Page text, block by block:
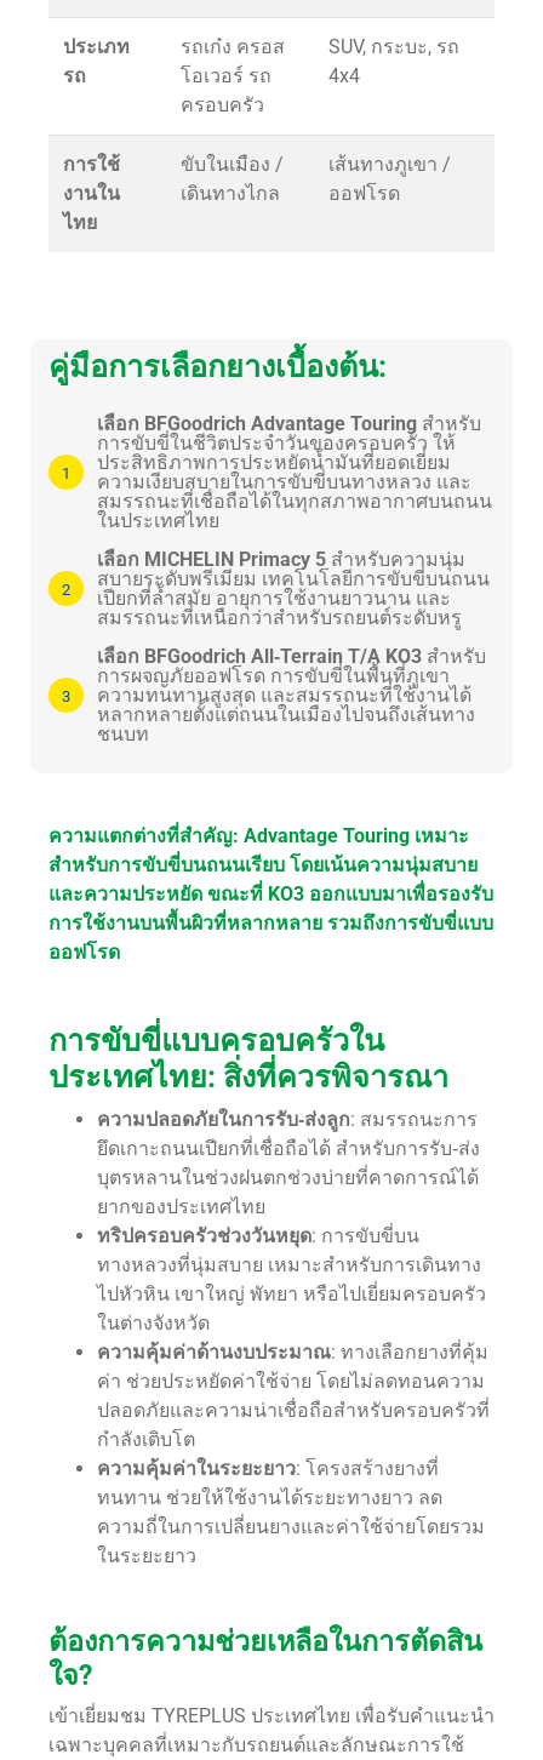
ประเภท
รถ
รถเก๋ง ครอส
โอเวอร์ รถ
ครอบครัว
SUV, กระบะ, รถ
4x4
การใช้
งานใน
ไทย
ขับในเมือง /
เดินทางไกล
เส้นทางภูเขา /
ออฟโรด
คู่มือการเลือกยางเบื้องต้น:
เลือก BFGoodrich Advantage Touring สำหรับ
การขับขี่ในชีวิตประจำวันของครอบครัว ให้
ประสิทธิภาพการประหยัดน้ำมันที่ยอดเยี่ยม
ความเงียบสบายในการขับขี่บนทางหลวง และ
สมรรถนะที่เชื่อถือได้ในทุกสภาพอากาศบนถนน
ในประเทศไทย
เลือก MICHELIN Primacy 5 สำหรับความนุ่ม
สบายระดับพรีเมียม เทคโนโลยีการขับขี่บนถนน
เปียกที่ล้ำสมัย อายุการใช้งานยาวนาน และ
สมรรถนะที่เหนือกว่าสำหรับรถยนต์ระดับหรู
เลือก BFGoodrich All‑Terrain T/A KO3 สำหรับ
การผจญภัยออฟโรด การขับขี่ในพื้นที่ภูเขา
ความทนทานสูงสุด และสมรรถนะที่ใช้งานได้
หลากหลายตั้งแต่ถนนในเมืองไปจนถึงเส้นทาง
ชนบท
ความแตกต่างที่สำคัญ: Advantage Touring เหมาะ
สำหรับการขับขี่บนถนนเรียบ โดยเน้นความนุ่มสบาย
และความประหยัด ขณะที่ KO3 ออกแบบมาเพื่อรองรับ
การใช้งานบนพื้นผิวที่หลากหลาย รวมถึงการขับขี่แบบ
ออฟโรด
การขับขี่แบบครอบครัวใน
ประเทศไทย: สิ่งที่ควรพิจารณา
ความปลอดภัยในการรับ‑ส่งลูก: สมรรถนะการ
ยึดเกาะถนนเปียกที่เชื่อถือได้ สำหรับการรับ‑ส่ง
บุตรหลานในช่วงฝนตกช่วงบ่ายที่คาดการณ์ได้
ยากของประเทศไทย
ทริปครอบครัวช่วงวันหยุด: การขับขี่บน
ทางหลวงที่นุ่มสบาย เหมาะสำหรับการเดินทาง
ไปหัวหิน เขาใหญ่ พัทยา หรือไปเยี่ยมครอบครัว
ในต่างจังหวัด
ความคุ้มค่าด้านงบประมาณ: ทางเลือกยางที่คุ้ม
ค่า ช่วยประหยัดค่าใช้จ่าย โดยไม่ลดทอนความ
ปลอดภัยและความน่าเชื่อถือสำหรับครอบครัวที่
กำลังเติบโต
ความคุ้มค่าในระยะยาว: โครงสร้างยางที่
ทนทาน ช่วยให้ใช้งานได้ระยะทางยาว ลด
ความถี่ในการเปลี่ยนยางและค่าใช้จ่ายโดยรวม
ในระยะยาว
ต้องการความช่วยเหลือในการตัดสิน
ใจ?
เข้าเยี่ยมชม TYREPLUS ประเทศไทย เพื่อรับคำแนะนำ
เฉพาะบุคคลที่เหมาะกับรถยนต์และลักษณะการใช้